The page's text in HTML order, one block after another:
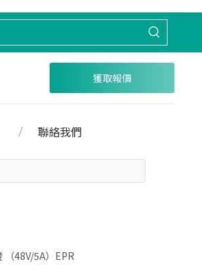
獲取報價
聯絡我們
（48V/5A）EPR